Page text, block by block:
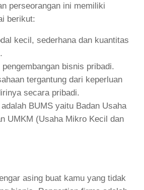
perseorangan ini memiliki
berikut:
kecil, sederhana dan kuantitas
pengembangan bisnis pribadi.
tergantung dari keperluan
secara pribadi.
BUMS yaitu Badan Usaha
UMKM (Usaha Mikro Kecil dan
asing buat kamu yang tidak